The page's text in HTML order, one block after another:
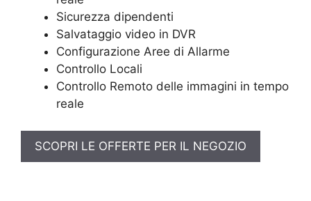
Sicurezza dipendenti
Salvataggio video in DVR
Configurazione Aree di Allarme
Controllo Locali
Controllo Remoto delle immagini in tempo
reale
SCOPRI LE OFFERTE PER IL NEGOZIO